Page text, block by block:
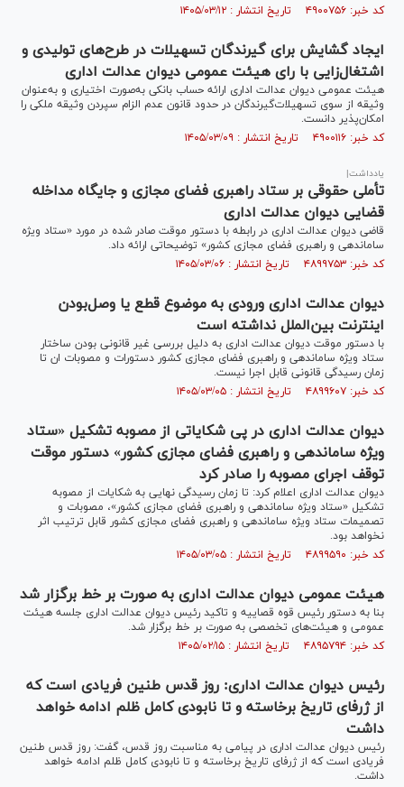
کد خبر: ۴۹۰۰۷۵۶ تاریخ انتشار : ۱۴۰۵/۰۳/۱۲
ایجاد گشایش برای گیرندگان تسهیلات در طرح‌های تولیدی و
اشتغال‌زایی با رای هیئت عمومی دیوان عدالت اداری
هیئت عمومی دیوان عدالت اداری ارائه حساب بانکی به‌صورت اختیاری و به‌عنوان
وثیقه از سوی تسهیلات‌گیرندگان در حدود قانون عدم الزام سپردن وثیقه ملکی را
امکان‌پذیر دانست.
کد خبر: ۴۹۰۰۱۱۶ تاریخ انتشار : ۱۴۰۵/۰۳/۰۹
یادداشت|
تأملی حقوقی بر ستاد راهبری فضای مجازی و جایگاه مداخله
قضایی دیوان عدالت اداری
قاضی دیوان عدالت اداری در رابطه با دستور موقت صادر شده در مورد «ستاد ویژه
ساماندهی و راهبری فضای مجازی کشور» توضیحاتی ارائه داد.
کد خبر: ۴۸۹۹۷۵۳ تاریخ انتشار : ۱۴۰۵/۰۳/۰۶
دیوان عدالت اداری ورودی به موضوع قطع یا وصل‌بودن
اینترنت بین‌الملل نداشته است
با دستور موقت دیوان عدالت اداری به دلیل بررسی غیر قانونی بودن ساختار
ستاد ویژه ساماندهی و راهبری فضای مجازی کشور دستورات و مصوبات ان تا
زمان رسیدگی قانونی قابل اجرا نیست.
کد خبر: ۴۸۹۹۶۰۷ تاریخ انتشار : ۱۴۰۵/۰۳/۰۵
دیوان عدالت اداری در پی شکایاتی از مصوبه تشکیل «ستاد
ویژه ساماندهی و راهبری فضای مجازی کشور» دستور موقت
توقف اجرای مصوبه را صادر کرد
دیوان عدالت اداری اعلام کرد: تا زمان رسیدگی نهایی به شکایات از مصوبه
تشکیل «ستاد ویژه ساماندهی و راهبری فضای مجازی کشور»، مصوبات و
تصمیمات ستاد ویژه ساماندهی و راهبری فضای مجازی کشور قابل ترتیب اثر
نخواهد بود.
کد خبر: ۴۸۹۹۵۹۰ تاریخ انتشار : ۱۴۰۵/۰۳/۰۵
هیئت عمومی دیوان عدالت اداری به صورت بر خط برگزار شد
بنا به دستور رئیس قوه قصاییه و تاکید رئیس دیوان عدالت اداری جلسه هیئت
عمومی و هیئت‌های تخصصی به صورت بر خط برگزار شد.
کد خبر: ۴۸۹۵۷۹۴ تاریخ انتشار : ۱۴۰۵/۰۲/۱۵
رئیس دیوان عدالت اداری: روز قدس طنین فریادی است که
از ژرفای تاریخ برخاسته و تا نابودی کامل ظلم ادامه خواهد
داشت
رئیس دیوان عدالت اداری در پیامی به مناسبت روز قدس، گفت: روز قدس طنین
فریادی است که از ژرفای تاریخ برخاسته و تا نابودی کامل ظلم ادامه خواهد
داشت.